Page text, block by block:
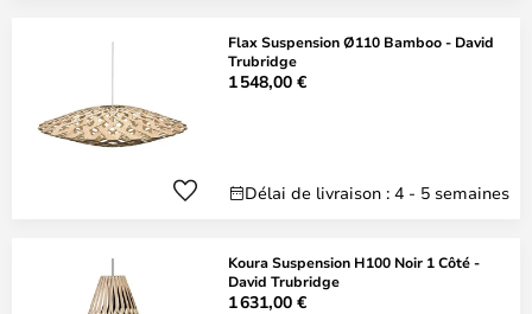
Flax Suspension Ø110 Bamboo - David
Trubridge
1 548,00 €
Délai de livraison : 4 - 5 semaines
Koura Suspension H100 Noir 1 Côté -
David Trubridge
1 631,00 €